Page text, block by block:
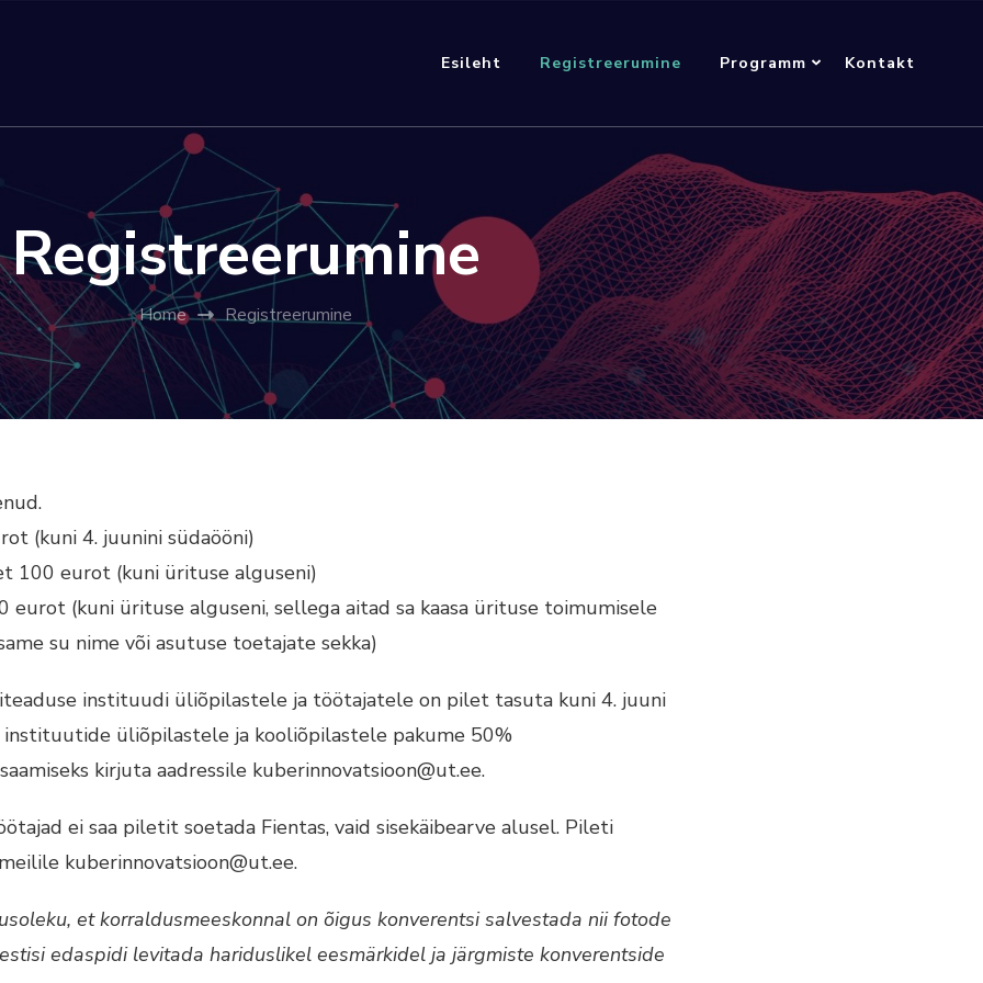
Esileht Registreerumine Programm Kontakt
Registreerumine
Home Registreerumine
(kuni 4. juunini südaööni)
100 eurot (kuni ürituse alguseni)
eurot (kuni ürituse alguseni, sellega aitad sa kaasa ürituse toimumisele
su nime või asutuse toetajate sekka)
instituudi üliõpilastele ja töötajatele on pilet tasuta kuni 4. juuni
instituutide üliõpilastele ja kooliõpilastele pakume 50%
kirjuta aadressile kuberinnovatsioon@ut.ee.
ei saa piletit soetada Fientas, vaid sisekäibearve alusel. Pileti
kuberinnovatsioon@ut.ee.
et korraldusmeeskonnal on õigus konverentsi salvestada nii fotode
edaspidi levitada hariduslikel eesmärkidel ja järgmiste konverentside